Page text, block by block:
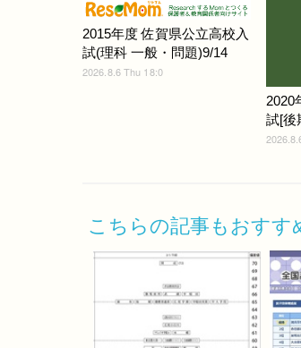
2015年度 佐賀県公立高校入
試(理科 一般・問題)9/14
2026.8.6 Thu 18:0
2020
試[後
こちらの記事もおすす